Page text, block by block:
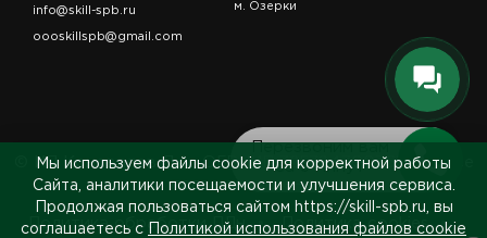
Перезвоним вам
за 5 минут
info@skill-spb.ru
oooskillspb@gmail.com
м. Озерки
© ИП Коновалов Д.А., ОГРНИП 325784700361023. Все
права защищены.
Политика обработки ПДн Политика cookies
Мы используем файлы cookie для корректной работы
Сайта, аналитики посещаемости и улучшения сервиса.
Продолжая пользоваться сайтом https://skill-spb.ru, вы
соглашаетесь с
Политикой использования файлов cookie